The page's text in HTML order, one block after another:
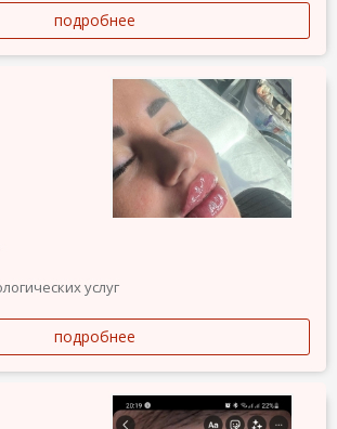
подробнее
услуг
подробнее